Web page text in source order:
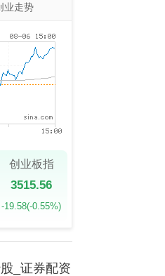
业走势
创业板指
3515.56
-19.58(-0.55%)
_证券配资